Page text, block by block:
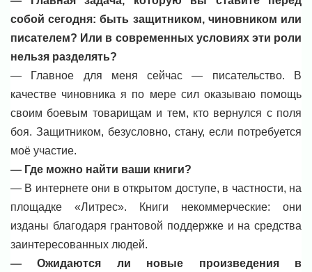
собой сегодня: быть защитником, чиновником или
писателем? Или в современных условиях эти роли
нельзя разделять?
— Главное для меня сейчас — писательство. В
качестве чиновника я по мере сил оказываю помощь
своим боевым товарищам и тем, кто вернулся с поля
боя. Защитником, безусловно, стану, если потребуется
моё участие.
— Где можно найти ваши книги?
— В интернете они в открытом доступе, в частности, на
площадке «Литрес». Книги некоммерческие: они
изданы благодаря грантовой поддержке и на средства
заинтересованных людей.
— Ожидаются ли новые произведения в